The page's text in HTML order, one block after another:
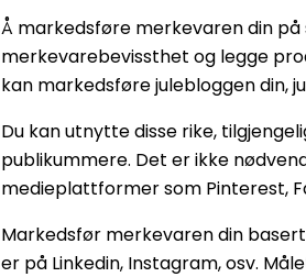
Å markedsføre merkevaren din
merkevarebevissthet og legge
kan markedsføre julebloggen din,
Du kan utnytte disse rike,
publikummere. Det er ikke
medieplattformer som Pinterest,
Markedsfør merkevaren din
er på Linkedin, Instagram, osv.